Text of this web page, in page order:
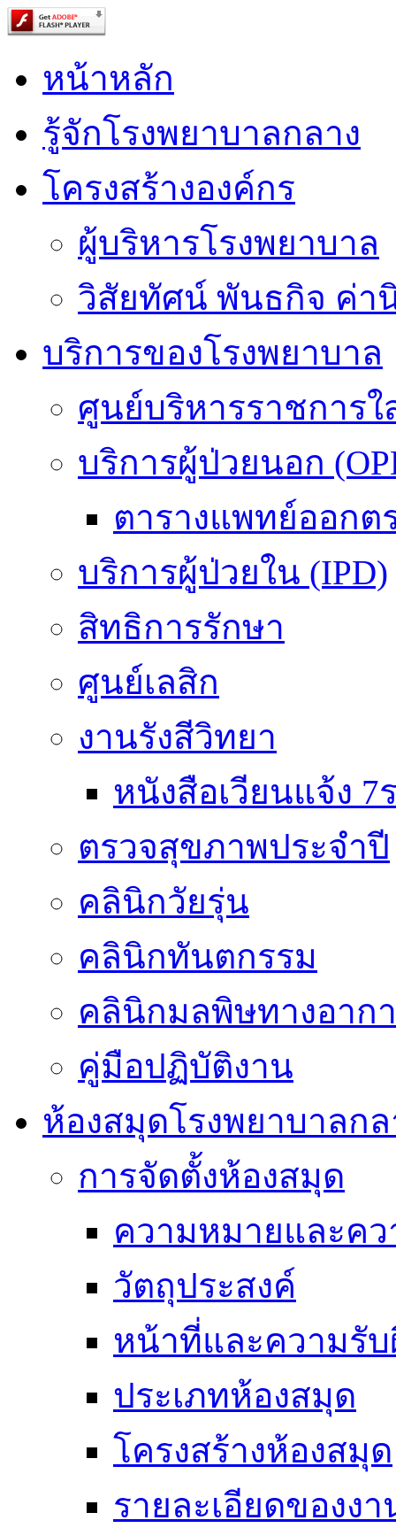
หน้าหลัก
รู้จักโรงพยาบาลกลาง
โครงสร้างองค์กร
ผู้บริหารโรงพยาบาล
วิสัยทัศน์ พันธกิจ ค่า
บริการของโรงพยาบาล
ศูนย์บริหารราชการใ
บริการผู้ป่วยนอก
ตารางแพทย์ออกต
บริการผู้ป่วยใน (IPD)
สิทธิการรักษา
ศูนย์เลสิก
งานรังสีวิทยา
หนังสือเวียนแจ้ง 7
ตรวจสุขภาพประจำปี
คลินิกวัยรุ่น
คลินิกทันตกรรม
คลินิกมลพิษทางอาก
คู่มือปฏิบัติงาน
ห้องสมุดโรงพยาบาลกล
การจัดตั้งห้องสมุด
ความหมายและค
วัตถุประสงค์
หน้าที่และความรั
ประเภทห้องสมุด
โครงสร้างห้องสมุด
รายละเอียดของง